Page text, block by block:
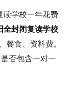
读学校一年花费
全封闭复读学校
餐食、资料费。
否包含一对一